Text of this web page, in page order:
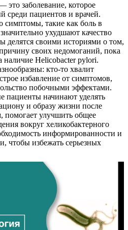
это заболевание, которое
среди пациентов и врачей.
такие как боль в
ухудшают качество
делятся своими историями о том,
своих недомоганий, пока
наличие Helicobacter pylori.
кто-то хвалит
избавление от симптомов,
побочными эффектами.
пациенты начинают уделять
и образу жизни после
помогает улучшить общее
вокруг хеликобактерного
информированности и
чтобы избежать серьезных